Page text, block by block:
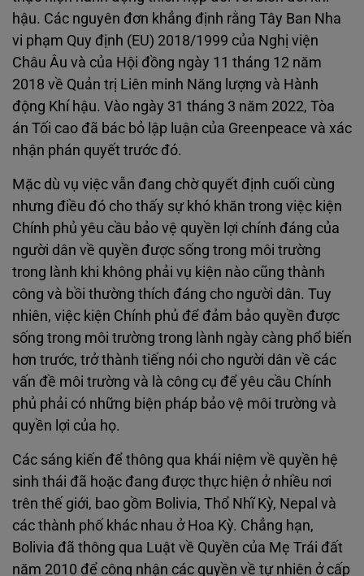
hậu. Các nguyên đơn khẳng định rằng Tây Ban Nha
vi phạm Quy định (EU) 2018/1999 của Nghị viện
Châu Âu và của Hội đồng ngày 11 tháng 12 năm
2018 về Quản trị Liên minh Năng lượng và Hành
động Khí hậu. Vào ngày 31 tháng 3 năm 2022, Tòa
án Tối cao đã bác bỏ lập luận của Greenpeace và xác
nhận phán quyết trước đó.
Mặc dù vụ việc vẫn đang chờ quyết định cuối cùng
nhưng điều đó cho thấy sự khó khăn trong việc kiện
Chính phủ yêu cầu bảo vệ quyền lợi chính đáng của
người dân về quyền được sống trong môi trường
trong lành khi không phải vụ kiện nào cũng thành
công và bồi thường thích đáng cho người dân. Tuy
nhiên, việc kiện Chính phủ để đảm bảo quyền được
sống trong môi trường trong lành ngày càng phổ biến
hơn trước, trở thành tiếng nói cho người dân về các
vấn đề môi trường và là công cụ để yêu cầu Chính
phủ phải có những biện pháp bảo vệ môi trường và
quyền lợi của họ.
Các sáng kiến để thông qua khái niệm về quyền hệ
sinh thái đã hoặc đang được thực hiện ở nhiều nơi
trên thế giới, bao gồm Bolivia, Thổ Nhĩ Kỳ, Nepal và
các thành phố khác nhau ở Hoa Kỳ. Chẳng hạn,
Bolivia đã thông qua Luật về Quyền của Mẹ Trái đất
năm 2010 để công nhận các quyền về tự nhiên ở cấp